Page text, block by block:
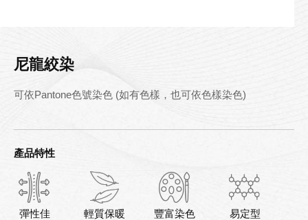
尼龍絞染
可依Pantone色號染色 (如有色樣，也可依色樣染色)
產品特性
彈性佳 輕質保暖 豐富染色 易定型